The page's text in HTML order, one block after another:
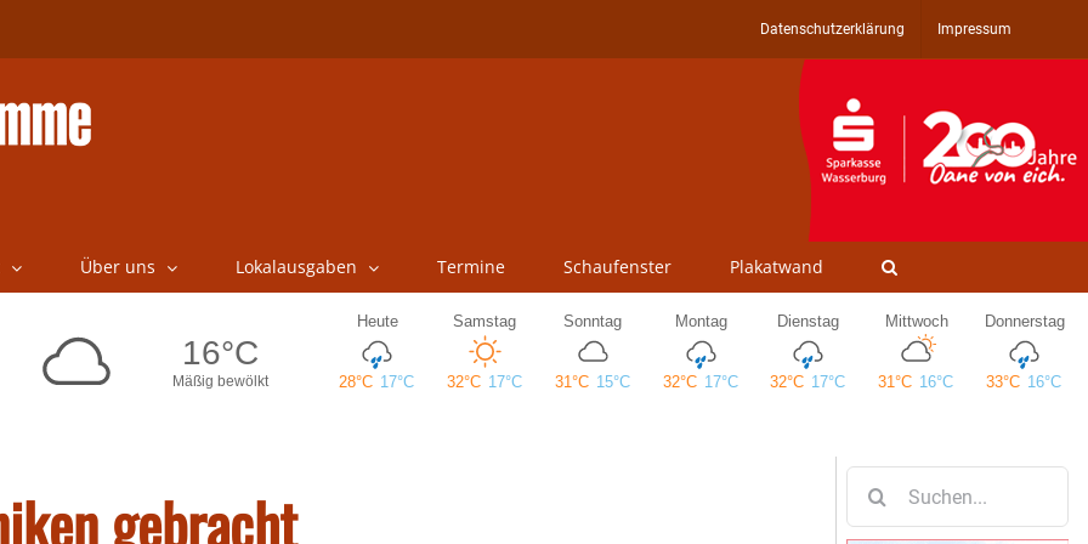
Datenschutzerklärung Impressum
Über uns Lokalausgaben Termine Schaufenster Plakatwand
gebracht
nach: